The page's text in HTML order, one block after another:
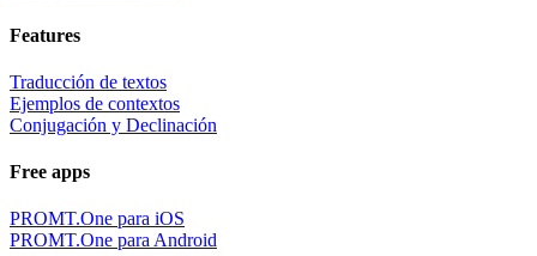
Features
Traducción de textos
Ejemplos de contextos
Conjugación y Declinación
Free apps
PROMT.One para iOS
PROMT.One para Android